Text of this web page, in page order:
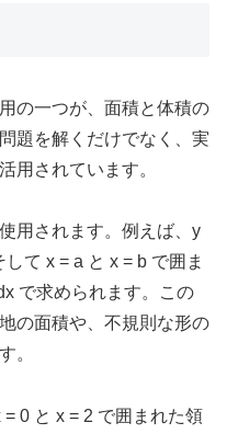
の一つが、面積と体積の
題を解くだけでなく、実
用されています。
用されます。例えば、y
て x = a と x = b で囲ま
で求められます。この
の面積や、不規則な形の
。
0 と x = 2 で囲まれた領